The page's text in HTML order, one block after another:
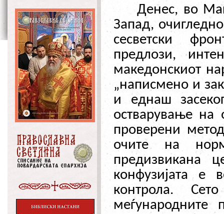
Денес, во
Запад,
сесветски
предлози,
македонскиот
„написмено и
и еднаш
остварување на
проверени
очите на
предизвикана
конфузијата е
контрола.